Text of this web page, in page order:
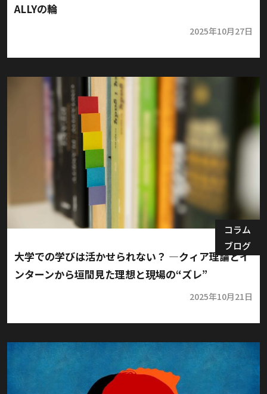
ALLYの輪
2025年10月27日
コラム
ブログ
大学での学びは活かせられない？ ―クィア理論とイ
ンターンから垣間見た理想と現場の“ズレ”
2025年10月21日